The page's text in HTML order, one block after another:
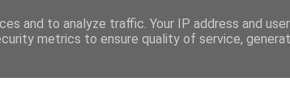
and to analyze traffic. Your IP address and
metrics to ensure quality of service,